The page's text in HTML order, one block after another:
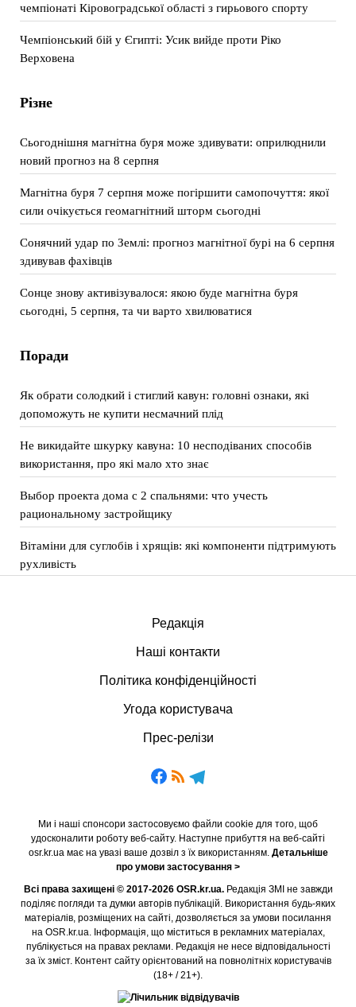
чемпіонаті Кіровоградської області з гирьового спорту
Чемпіонський бій у Єгипті: Усик вийде проти Ріко
Верховена
Різне
Сьогоднішня магнітна буря може здивувати: оприлюднили
новий прогноз на 8 серпня
Магнітна буря 7 серпня може погіршити самопочуття: якої
сили очікується геомагнітний шторм сьогодні
Сонячний удар по Землі: прогноз магнітної бурі на 6 серпня
здивував фахівців
Сонце знову активізувалося: якою буде магнітна буря
сьогодні, 5 серпня, та чи варто хвилюватися
Поради
Як обрати солодкий і стиглий кавун: головні ознаки, які
допоможуть не купити несмачний плід
Не викидайте шкурку кавуна: 10 несподіваних способів
використання, про які мало хто знає
Выбор проекта дома с 2 спальнями: что учесть
рациональному застройщику
Вітаміни для суглобів і хрящів: які компоненти підтримують
рухливість
Редакція
Наші контакти
Політика конфіденційності
Угода користувача
Прес-релізи
Ми і наші спонсори застосовуємо файли cookie для того, щоб
удосконалити роботу веб-сайту. Наступне прибуття на веб-сайті
osr.kr.ua має на увазі ваше дозвіл з їх використанням. Детальніше
про умови застосування >
Всі права захищені © 2017-2026 OSR.kr.ua.Редакція ЗМІ не завжди
поділяє погляди та думки авторів публікацій. Використання будь-яких
матеріалів, розміщених на сайті, дозволяється за умови посилання
на OSR.kr.ua. Інформація, що міститься в рекламних матеріалах,
публікується на правах реклами. Редакція не несе відповідальності
за їх зміст. Контент сайту орієнтований на повнолітніх користувачів
(18+ / 21+).